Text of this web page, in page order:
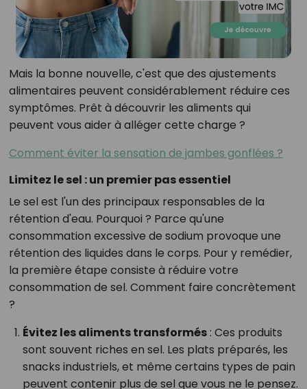
Mais la bonne nouvelle, c'est que des ajustements
alimentaires peuvent considérablement réduire ces
symptômes. Prêt à découvrir les aliments qui
peuvent vous aider à alléger cette charge ?
Comment éviter la sensation de jambes gonflées ?
Limitez le sel : un premier pas essentiel
Le sel est l'un des principaux responsables de la
rétention d'eau. Pourquoi ? Parce qu'une
consommation excessive de sodium provoque une
rétention des liquides dans le corps. Pour y remédier,
la première étape consiste à réduire votre
consommation de sel. Comment faire concrètement
?
Évitez les aliments transformés: Ces produits
sont souvent riches en sel. Les plats préparés, les
snacks industriels, et même certains types de pain
peuvent contenir plus de sel que vous ne le pensez.